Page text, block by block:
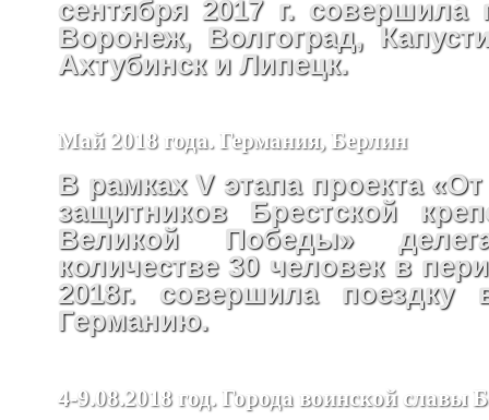
сентября 2017 г. совершила
Воронеж, Волгоград,
Ахтубинск и Липецк.
Май 2018 года. Германия, Берлин
В рамках V этапа проекта
защитников Брестской
Великой Победы»
количестве 30 человек в
2018г. совершила
Германию.
4-9.08.2018 год. Города воинской славы